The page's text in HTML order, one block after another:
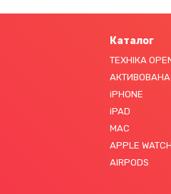
Каталог
ТЕХНІКА
АКТИВОВАНА
iPHONE
iPAD
MAC
APPLE WATCH
AIRPODS